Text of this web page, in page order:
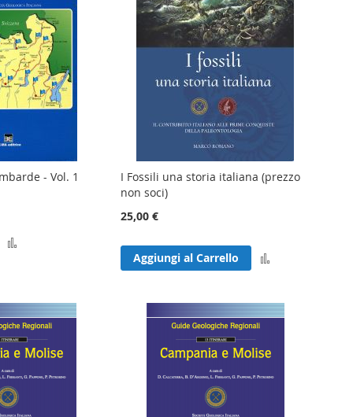
- Vol. 1
I Fossili una storia italiana (prezzo
non soci)
25,00 €
Aggiungi al Carrello